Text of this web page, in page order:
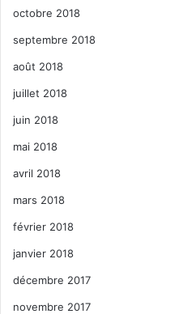
octobre 2018
septembre 2018
août 2018
juillet 2018
juin 2018
mai 2018
avril 2018
mars 2018
février 2018
janvier 2018
décembre 2017
novembre 2017